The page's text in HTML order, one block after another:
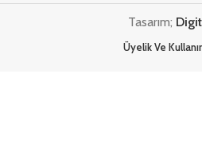
Tasarım;
Üyelik Ve